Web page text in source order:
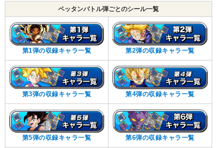
ペッタンバトル弾ごとのシール一覧
第1弾の収録キャラ一覧 第2弾の収録キャラ一覧
第3弾の収録キャラ一覧 第4弾の収録キャラ一覧
第5弾の収録キャラ一覧 第6弾の収録キャラ一覧